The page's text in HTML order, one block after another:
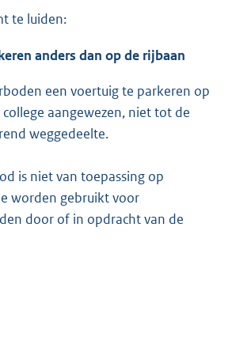
te luiden:
anders dan op de rijbaan
een voertuig te parkeren op
aangewezen, niet tot de
weggedeelte.
is niet van toepassing op
worden gebruikt voor
door of in opdracht van de